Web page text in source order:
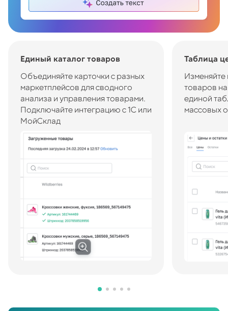
Единый каталог товаров
Объединяйте карточки с разных
маркетплейсов для сводного
анализа и управления товарами.
Подключайте интеграцию с 1С или
МойСклад
Таблица
Изменяйте
товаров
единой
массовых